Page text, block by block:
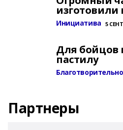
Инициатива 5
Для бойцов
пастилу
Партнеры